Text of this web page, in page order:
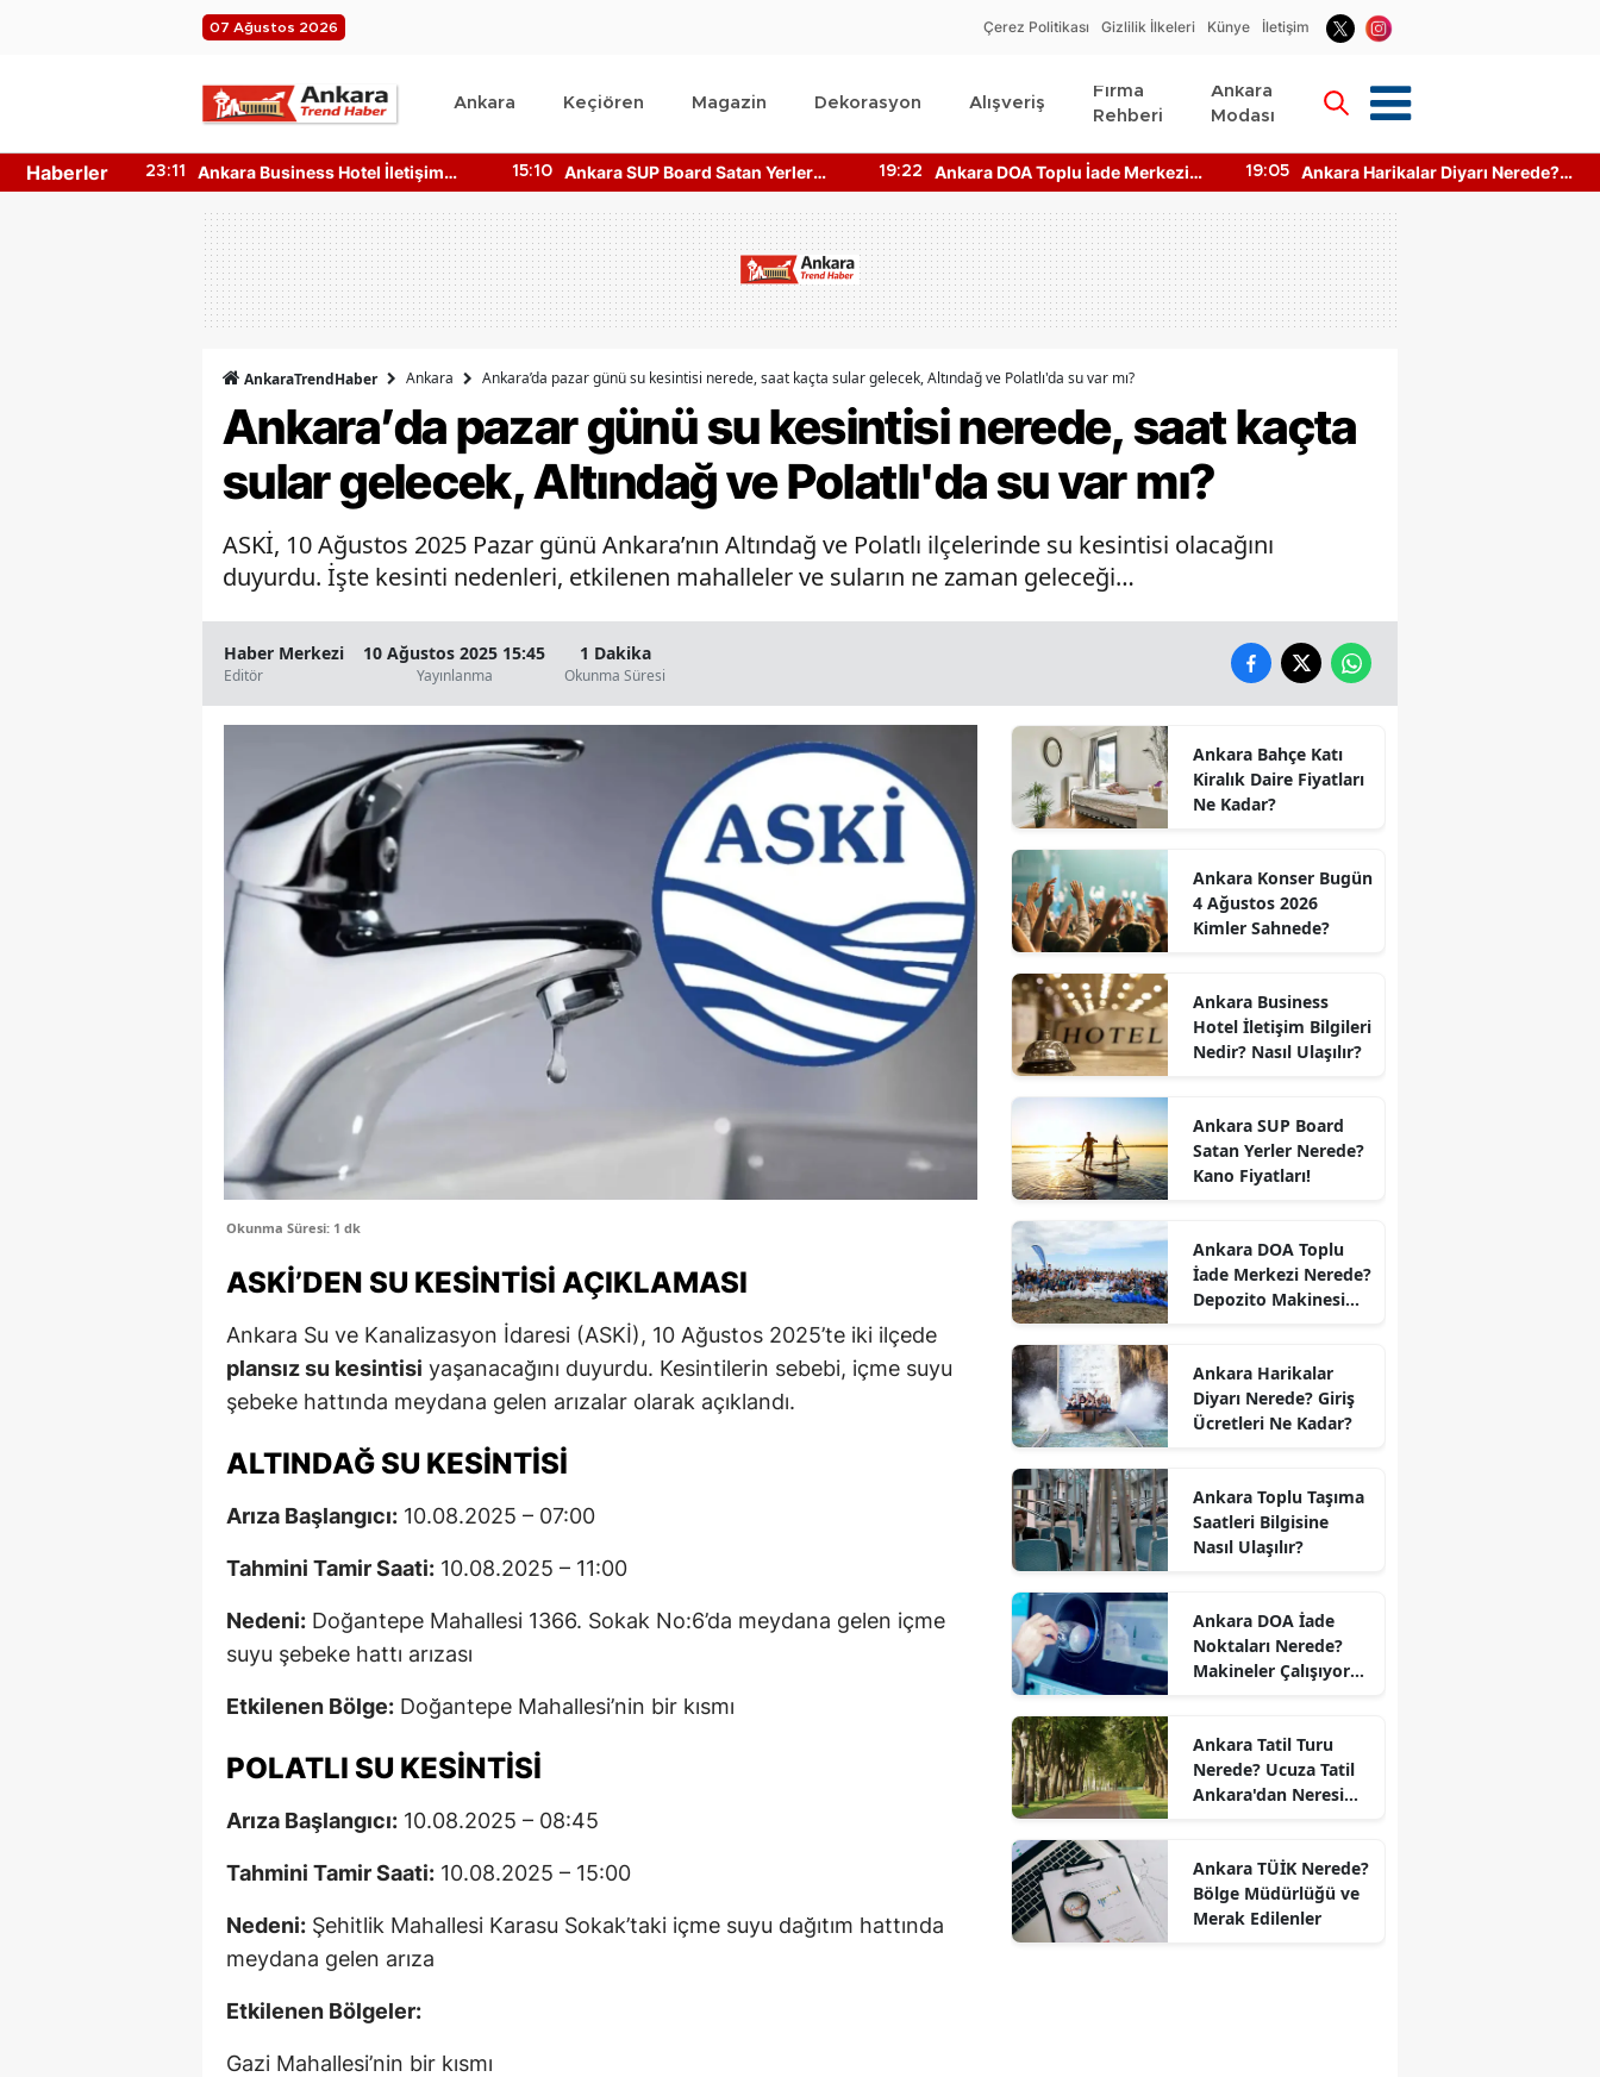
07 Ağustos 2026 Çerez Politikası Gizlilik İlkeleri Künye İletişim
Ankara Keçiören Magazin Dekorasyon Alışveriş
Firma
Rehberi
Ankara
Modası
Haberler
4 Ağustos
23:11
Ankara Business Hotel İletişim
Bilgileri Nedir? Nasıl Ulaşılır?
15:10
Ankara SUP Board Satan Yerler
Nerede? Kano Fiyatları!
19:22
Ankara DOA Toplu İade Merkezi
Nerede? Depozito Makinesi
Nerede?
19:05
Ankara Harikalar Diyarı Nerede?
Giriş Ücretleri Ne Kadar?
AnkaraTrendHaber Ankara Ankara’da pazar günü su kesintisi nerede, saat kaçta sular gelecek, Altındağ ve Polatlı'da su var mı?
Ankara’da pazar günü su kesintisi nerede, saat kaçta
sular gelecek, Altındağ ve Polatlı'da su var mı?
ASKİ, 10 Ağustos 2025 Pazar günü Ankara’nın Altındağ ve Polatlı ilçelerinde su kesintisi olacağını
duyurdu. İşte kesinti nedenleri, etkilenen mahalleler ve suların ne zaman geleceği…
Haber Merkezi
Editör
10 Ağustos 2025 15:45
Yayınlanma
1 Dakika
Okunma Süresi
Okunma Süresi: 1 dk
ASKİ’DEN SU KESINTISI AÇIKLAMASI
Ankara Su ve Kanalizasyon İdaresi (ASKİ), 10 Ağustos 2025’te iki ilçede
plansız su kesintisi yaşanacağını duyurdu. Kesintilerin sebebi, içme suyu
şebeke hattında meydana gelen arızalar olarak açıklandı.
ALTINDAĞ SU KESINTISI
Arıza Başlangıcı: 10.08.2025 – 07:00
Tahmini Tamir Saati: 10.08.2025 – 11:00
Nedeni: Doğantepe Mahallesi 1366. Sokak No:6’da meydana gelen içme
suyu şebeke hattı arızası
Etkilenen Bölge: Doğantepe Mahallesi’nin bir kısmı
POLATLI SU KESINTISI
Arıza Başlangıcı: 10.08.2025 – 08:45
Tahmini Tamir Saati: 10.08.2025 – 15:00
Nedeni: Şehitlik Mahallesi Karasu Sokak’taki içme suyu dağıtım hattında
meydana gelen arıza
Etkilenen Bölgeler:
Gazi Mahallesi’nin bir kısmı
Ankara Bahçe Katı
Kiralık Daire Fiyatları
Ne Kadar?
Ankara Konser Bugün
4 Ağustos 2026
Kimler Sahnede?
Ankara Business
Hotel İletişim Bilgileri
Nedir? Nasıl Ulaşılır?
Ankara SUP Board
Satan Yerler Nerede?
Kano Fiyatları!
Ankara DOA Toplu
İade Merkezi Nerede?
Depozito Makinesi
Ankara Harikalar
Diyarı Nerede? Giriş
Ücretleri Ne Kadar?
Ankara Toplu Taşıma
Saatleri Bilgisine
Nasıl Ulaşılır?
Ankara DOA İade
Noktaları Nerede?
Makineler Çalışıyor
Ankara Tatil Turu
Nerede? Ucuza Tatil
Ankara'dan Neresi
Ankara TÜİK Nerede?
Bölge Müdürlüğü ve
Merak Edilenler